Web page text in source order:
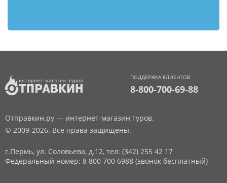
ПОДДЕРЖКА КЛИЕНТОВ
8-800-700-69-88
Отправкин.ру — интернет-магазин туров.
© 2009-2026. Все права защищены.
г.Пермь, ул. Соловьева, д.12, тел: (342) 255 42 17
Федеральный номер: 8 800 700 6988 (звонок бесплатный)